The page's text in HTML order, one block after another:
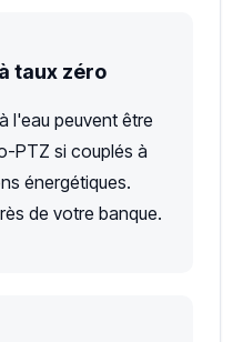
taux zéro
l'eau peuvent être
PTZ si couplés à
énergétiques.
de votre banque.